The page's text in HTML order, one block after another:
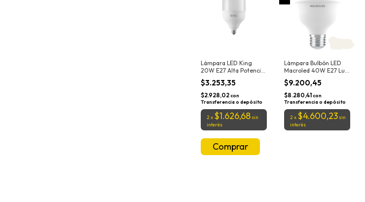
Lámpara LED King
20W E27 Alta Potencia
Luz Fría
$3.253,35
$2.928,02con
Transferencia o depósito
2 x $1.626,68 sin
interés
Lámpara Bulbón LED
Macroled 40W E27 Luz
Fría 6500K
$9.200,45
$8.280,41con
Transferencia o depósito
2 x $4.600,23 sin
interés